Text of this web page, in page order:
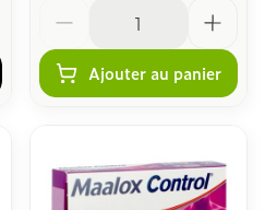
Ajouter au panier